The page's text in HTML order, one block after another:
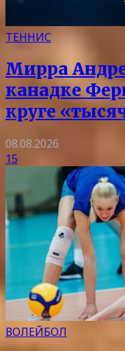
ТЕННИС
Мирра
канадке
круге
08.08.2026
15
ВОЛЕЙБОЛ